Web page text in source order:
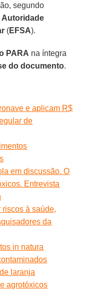
segundo
Autoridade
(EFSA).
PARA na íntegra
do documento.
e aplicam R$
de
em discussão. O
Entrevista
à saúde,
da
in natura
laranja
agrotóxicos